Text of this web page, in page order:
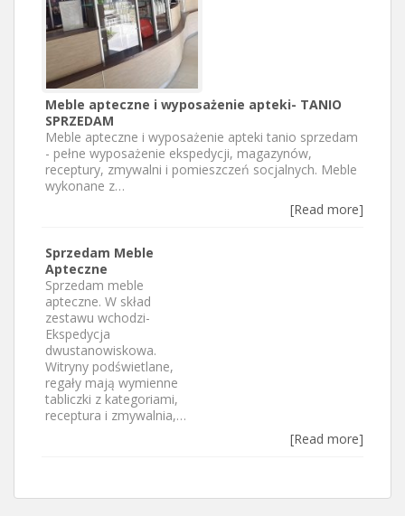
Meble apteczne i wyposażenie apteki- TANIO
SPRZEDAM
Meble apteczne i wyposażenie apteki tanio sprzedam
- pełne wyposażenie ekspedycji, magazynów,
receptury, zmywalni i pomieszczeń socjalnych. Meble
wykonane z…
[Read more]
Sprzedam Meble
Apteczne
Sprzedam meble
apteczne. W skład
zestawu wchodzi-
Ekspedycja
dwustanowiskowa.
Witryny podświetlane,
regały mają wymienne
tabliczki z kategoriami,
receptura i zmywalnia,…
[Read more]